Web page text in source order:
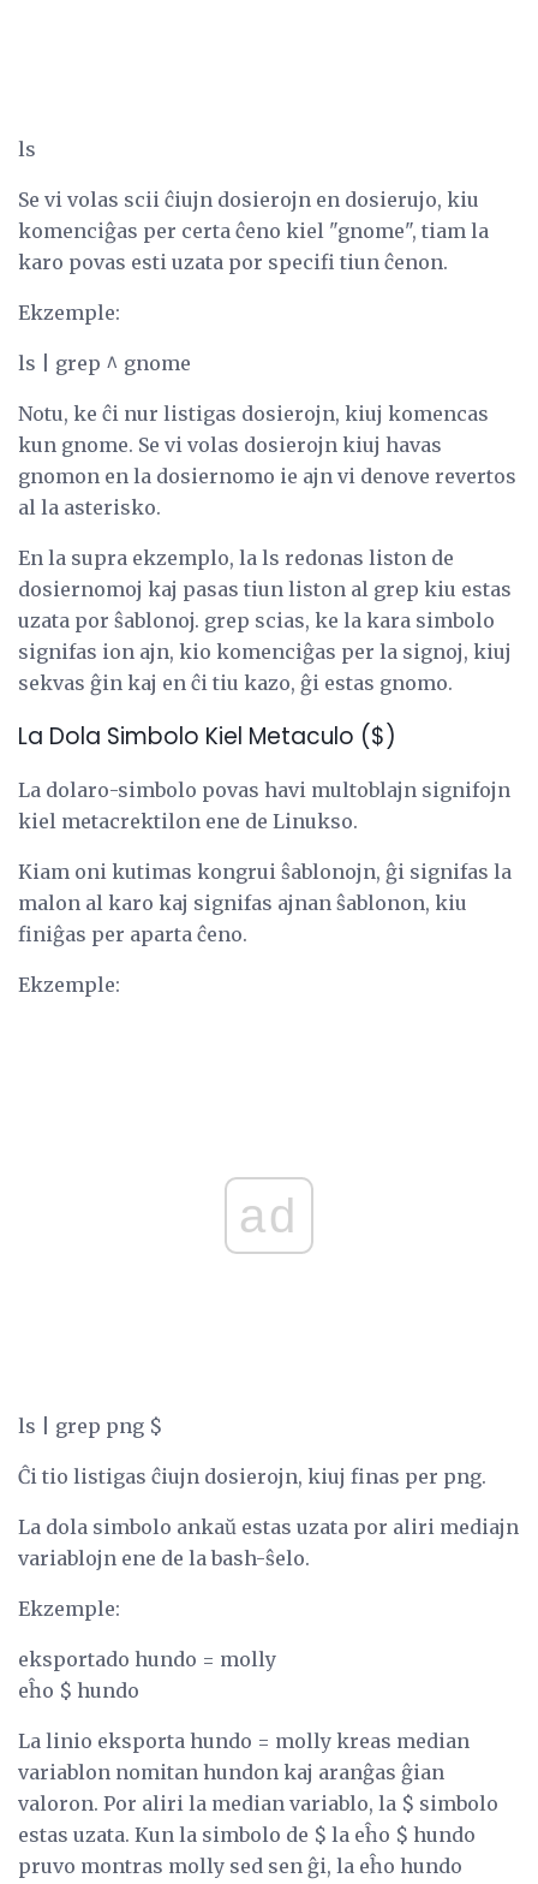
ls
Se vi volas scii ĉiujn dosierojn en dosierujo, kiu
komenciĝas per certa ĉeno kiel "gnome", tiam la
karo povas esti uzata por specifi tiun ĉenon.
Ekzemple:
ls | grep ^ gnome
Notu, ke ĉi nur listigas dosierojn, kiuj komencas
kun gnome. Se vi volas dosierojn kiuj havas
gnomon en la dosiernomo ie ajn vi denove revertos
al la asterisko.
En la supra ekzemplo, la ls redonas liston de
dosiernomoj kaj pasas tiun liston al grep kiu estas
uzata por ŝablonoj. grep scias, ke la kara simbolo
signifas ion ajn, kio komenciĝas per la signoj, kiuj
sekvas ĝin kaj en ĉi tiu kazo, ĝi estas gnomo.
La Dola Simbolo Kiel Metaculo ($)
La dolaro-simbolo povas havi multoblajn signifojn
kiel metacrektilon ene de Linukso.
Kiam oni kutimas kongrui ŝablonojn, ĝi signifas la
malon al karo kaj signifas ajnan ŝablonon, kiu
finiĝas per aparta ĉeno.
Ekzemple:
ad
ls | grep png $
Ĉi tio listigas ĉiujn dosierojn, kiuj finas per png.
La dola simbolo ankaŭ estas uzata por aliri mediajn
variablojn ene de la bash-ŝelo.
Ekzemple:
eksportado hundo = molly
eĥo $ hundo
La linio eksporta hundo = molly kreas median
variablon nomitan hundon kaj aranĝas ĝian
valoron. Por aliri la median variablo, la $ simbolo
estas uzata. Kun la simbolo de $ la eĥo $ hundo
pruvo montras molly sed sen ĝi, la eĥo hundo